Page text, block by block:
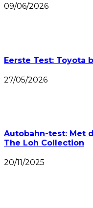
09/06/2026
Eerste Test: Toyota
27/05/2026
Autobahn-test: Met
The Loh Collection
20/11/2025